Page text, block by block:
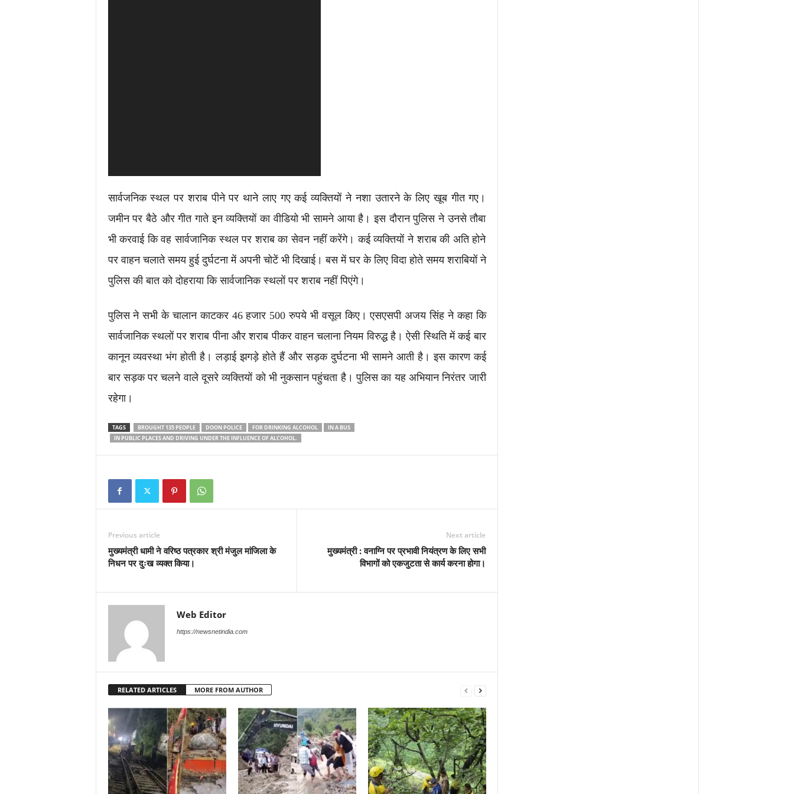
सार्वजनिक स्थल पर शराब पीने पर थाने लाए गए कई व्यक्तियों ने नशा उतारने के लिए खूब गीत गए।
जमीन पर बैठे और गीत गाते इन व्यक्तियों का वीडियो भी सामने आया है। इस दौरान पुलिस ने उनसे तौबा
भी करवाई कि वह सार्वजानिक स्थल पर शराब का सेवन नहीं करेंगे। कई व्यक्तियों ने शराब की अति होने
पर वाहन चलाते समय हुई दुर्घटना में अपनी चोटें भी दिखाई। बस में घर के लिए विदा होते समय शराबियों ने
पुलिस की बात को दोहराया कि सार्वजानिक स्थलों पर शराब नहीं पिएंगे।
पुलिस ने सभी के चालान काटकर 46 हजार 500 रुपये भी वसूल किए। एसएसपी अजय सिंह ने कहा कि
सार्वजानिक स्थलों पर शराब पीना और शराब पीकर वाहन चलाना नियम विरुद्ध है। ऐसी स्थिति में कई बार
कानून व्यवस्था भंग होती है। लड़ाई झगड़े होते हैं और सड़क दुर्घटना भी सामने आती है। इस कारण कई
बार सड़क पर चलने वाले दूसरे व्यक्तियों को भी नुकसान पहुंचता है। पुलिस का यह अभियान निरंतर जारी
रहेगा।
TAGS BROUGHT 135 PEOPLE DOON POLICE FOR DRINKING ALCOHOL
IN A BUS
IN PUBLIC PLACES AND DRIVING UNDER THE INFLUENCE OF ALCOHOL.
Previous article
मुख्यमंत्री धामी ने वरिष्ठ पत्रकार श्री मंजुल मांजिला के
निधन पर दुःख व्यक्त किया।
Next article
मुख्यमंत्री : वनाग्नि पर प्रभावी नियंत्रण के लिए सभी
विभागों को एकजुटता से कार्य करना होगा।
Web Editor
https://newsnetindia.com
RELATED ARTICLES MORE FROM AUTHOR